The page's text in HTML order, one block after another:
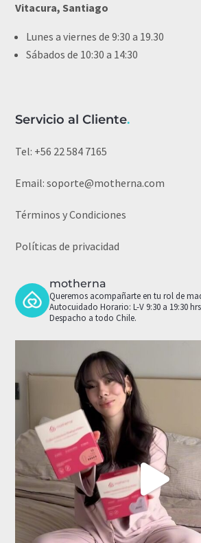
Vitacura, Santiago
Lunes a viernes de 9:30 a 19.30
Sábados de 10:30 a 14:30
Servicio al Cliente.
Tel: +56 22 584 7165
Email:soporte@motherna.com
Términos y Condiciones
Políticas de privacidad
motherna
Queremos acompañarte en tu rol de
Autocuidado Horario: L-V 9:30 a 19:30
Despacho a todo Chile.